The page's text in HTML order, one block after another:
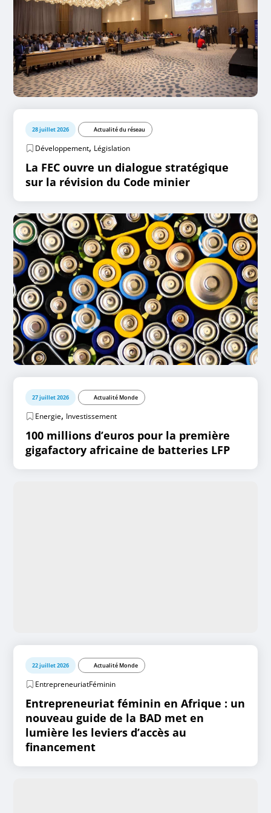
28 juillet 2026 Actualité du réseau
Développement, Législation
La FEC ouvre un dialogue stratégique
sur la révision du Code minier
27 juillet 2026 Actualité Monde
Energie, Investissement
100 millions d’euros pour la première
gigafactory africaine de batteries LFP
22 juillet 2026 Actualité Monde
EntrepreneuriatFéminin
Entrepreneuriat féminin en Afrique : un
nouveau guide de la BAD met en
lumière les leviers d’accès au
financement